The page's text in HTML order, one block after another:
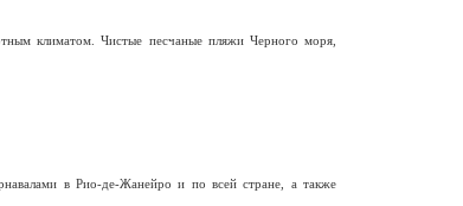
климатом. Чистые песчаные пляжи Черного моря,
в Рио-де-Жанейро и по всей стране, а также